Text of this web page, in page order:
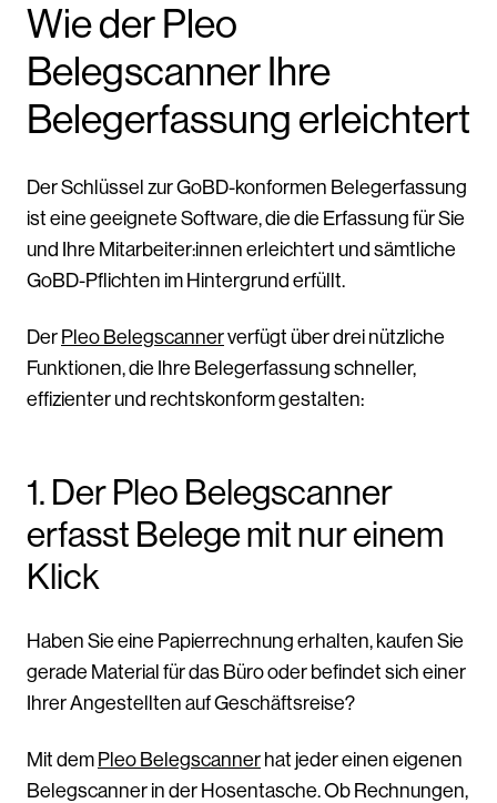
Wie der Pleo
Belegscanner Ihre
Belegerfassung erleichtert
Der Schlüssel zur GoBD-konformen Belegerfassung
ist eine geeignete Software, die die Erfassung für Sie
und Ihre Mitarbeiter:innen erleichtert und sämtliche
GoBD-Pflichten im Hintergrund erfüllt.
Der Pleo Belegscannerverfügt über drei nützliche
Funktionen, die Ihre Belegerfassung schneller,
effizienter und rechtskonform gestalten:
1. Der Pleo Belegscanner
erfasst Belege mit nur einem
Klick
Haben Sie eine Papierrechnung erhalten, kaufen Sie
gerade Material für das Büro oder befindet sich einer
Ihrer Angestellten auf Geschäftsreise?
Mit dem Pleo Belegscanner hat jeder einen eigenen
Belegscanner in der Hosentasche. Ob Rechnungen,